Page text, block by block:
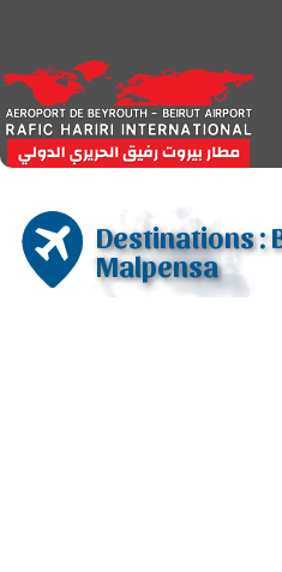
Destinations :
Malpensa